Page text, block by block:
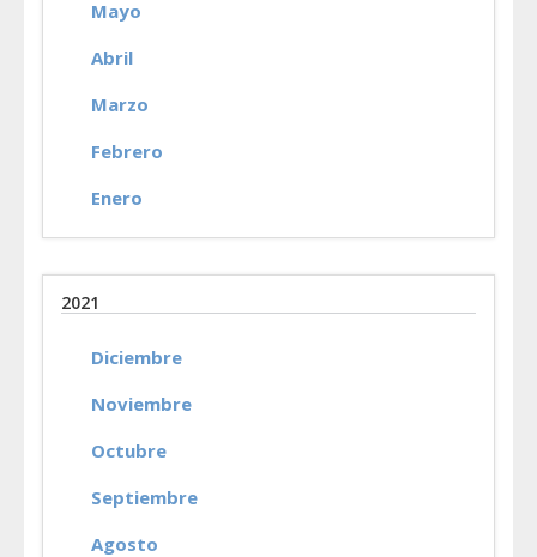
Mayo
Abril
Marzo
Febrero
Enero
2021
Diciembre
Noviembre
Octubre
Septiembre
Agosto